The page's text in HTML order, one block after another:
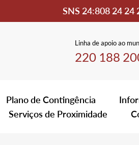
SNS 24:808 24 24
Linha de apoio ao
220 188
Plano de Contingência
Serviços de Proximidade